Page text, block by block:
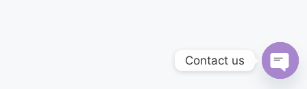
Contact us